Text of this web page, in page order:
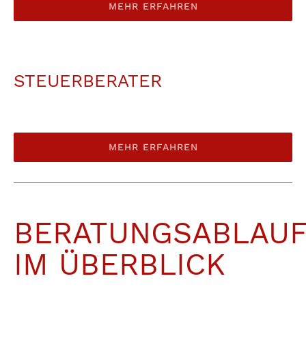
MEHR ERFAHREN
STEUERBERATER
MEHR ERFAHREN
IM ÜBERBLICK